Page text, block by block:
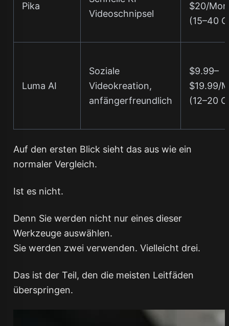
Pika
Videoschnipsel
$20/
(15–40
Luma AI
Soziale
Videokreation,
anfängerfreundlich
$9.99–
$19.99/
(12–20
Auf den ersten Blick sieht das aus wie ein
normaler Vergleich.
Ist es nicht.
Denn Sie werden nicht nur eines dieser
Werkzeuge auswählen.
Sie werden zwei verwenden. Vielleicht drei.
Das ist der Teil, den die meisten Leitfäden
überspringen.